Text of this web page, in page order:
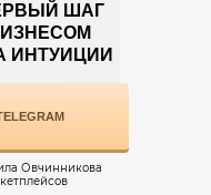
ШАГ
ИНТУИЦИИ
Овчинникова